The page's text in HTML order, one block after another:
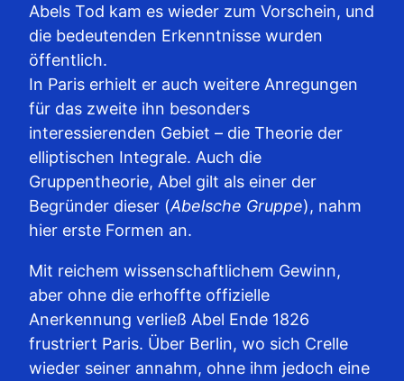
Abels Tod kam es wieder zum Vorschein, und
die bedeutenden Erkenntnisse wurden
öffentlich.
In Paris erhielt er auch weitere Anregungen
für das zweite ihn besonders
interessierenden Gebiet – die Theorie der
elliptischen Integrale. Auch die
Gruppentheorie, Abel gilt als einer der
Begründer dieser (Abelsche Gruppe), nahm
hier erste Formen an.
Mit reichem wissenschaftlichem Gewinn,
aber ohne die erhoffte offizielle
Anerkennung verließ Abel Ende 1826
frustriert Paris. Über Berlin, wo sich Crelle
wieder seiner annahm, ohne ihm jedoch eine